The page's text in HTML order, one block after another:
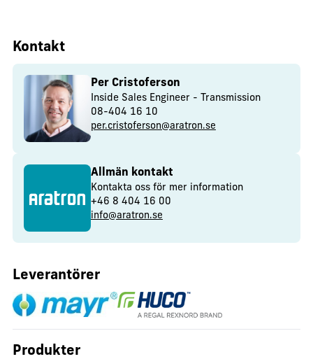
Kontakt
Per Cristoferson
Inside Sales Engineer - Transmission
08-404 16 10
per.cristoferson@aratron.se
Allmän kontakt
Kontakta oss för mer information
+46 8 404 16 00
info@aratron.se
Leverantörer
Produkter